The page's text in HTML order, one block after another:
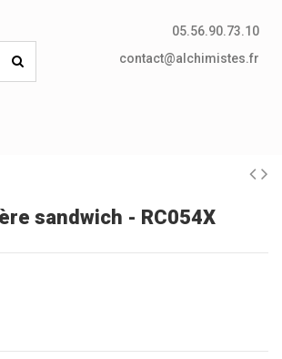
05.56.90.73.10
contact@alchimistes.fr
sandwich - RC054X